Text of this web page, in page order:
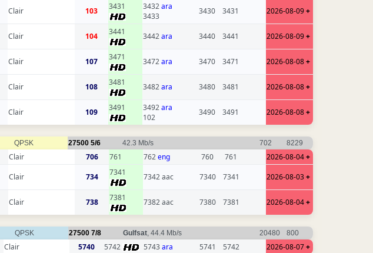
Clair 103 3431 3432ara
3433
3430 3431 2026-08-09+
Clair 104 3441 3442ara 3440 3441 2026-08-09+
Clair 107 3471 3472ara 3470 3471 2026-08-08+
Clair 108 3481 3482ara 3480 3481 2026-08-08+
Clair 109 3491 3492ara
102
3490 3491 2026-08-08+
QPSK 27500 5/6 42.3 Mb/s 702 8229
Clair 706 761 762eng 760 761 2026-08-04+
Clair 734 7341 7342 aac 7340 7341 2026-08-03+
Clair 738 7381 7382 aac 7380 7381 2026-08-04+
QPSK 27500 7/8 Gulfsat , 44.4 Mb/s 20480 800
Clair 5740 5742 5743ara 5741 5742 2026-08-07+